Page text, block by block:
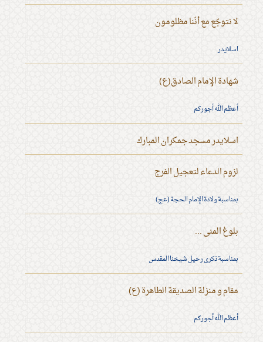
لا نتوجّع مع أنّنا مظلومون
اسلايدر
شهادة الإمام الصادق(ع)
أعظم الله أجوركم
اسلايدر مسجد جمكران المبارك
لزوم الدعاء لتعجيل الفرج
بمناسبة ولادة الإمام الحجة (عج)
بلوغ المنى ...
بمناسبة ذكرى رحيل شيخنا المقدس
مقام و منزلة الصديقة الطاهرة (ع)
أعظم الله أجوركم